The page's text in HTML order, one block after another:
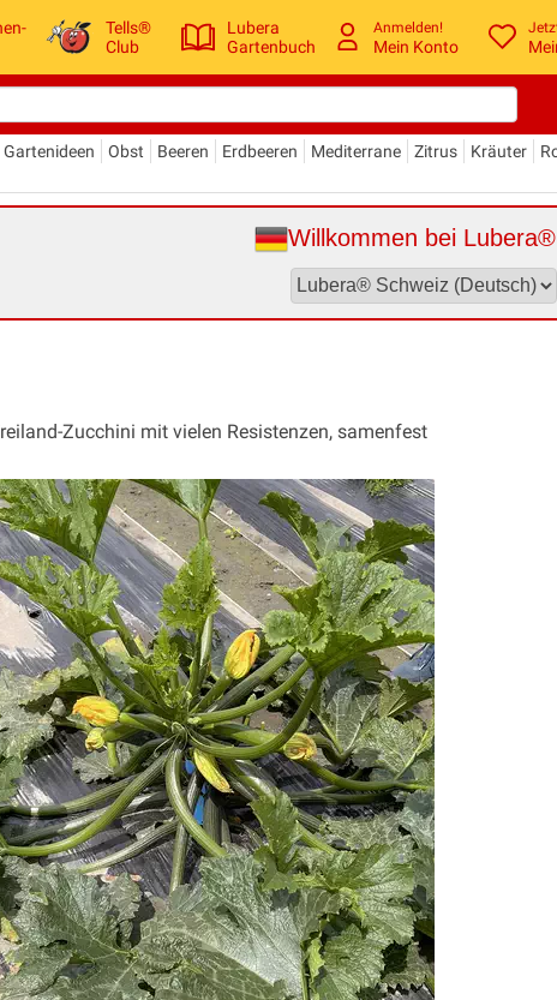
Tells®
Club
Lubera
Gartenbuch
Anmelden!
Mein Konto
Gartenideen Obst Beeren Erdbeeren Mediterrane Zitrus Kräuter
Willkommen bei
Zucchini mit vielen Resistenzen, samenfest